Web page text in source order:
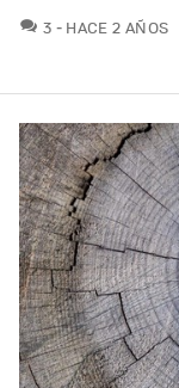
3 COMENTARIOS
HACE 2 AÑOS